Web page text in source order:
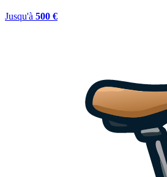
Jusqu'à 500 €